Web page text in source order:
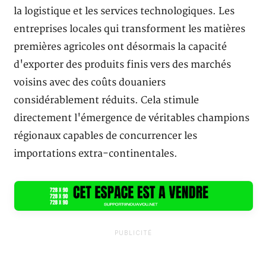
la logistique et les services technologiques. Les
entreprises locales qui transforment les matières
premières agricoles ont désormais la capacité
d'exporter des produits finis vers des marchés
voisins avec des coûts douaniers
considérablement réduits. Cela stimule
directement l'émergence de véritables champions
régionaux capables de concurrencer les
importations extra-continentales.
PUBLICITÉ